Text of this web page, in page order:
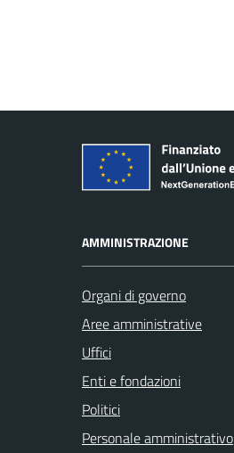
AMMINISTRAZIONE
Organi di governo
Aree amministrative
Uffici
Enti e fondazioni
Politici
Personale amministrativo